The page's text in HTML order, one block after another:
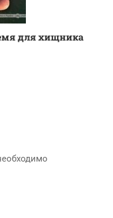
для хищника